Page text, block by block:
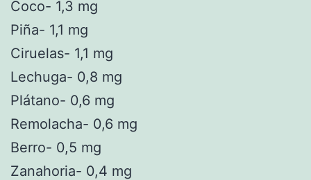
Coco- 1,3 mg
Piña- 1,1 mg
Ciruelas- 1,1 mg
Lechuga- 0,8 mg
Plátano- 0,6 mg
Remolacha- 0,6 mg
Berro- 0,5 mg
Zanahoria- 0,4 mg